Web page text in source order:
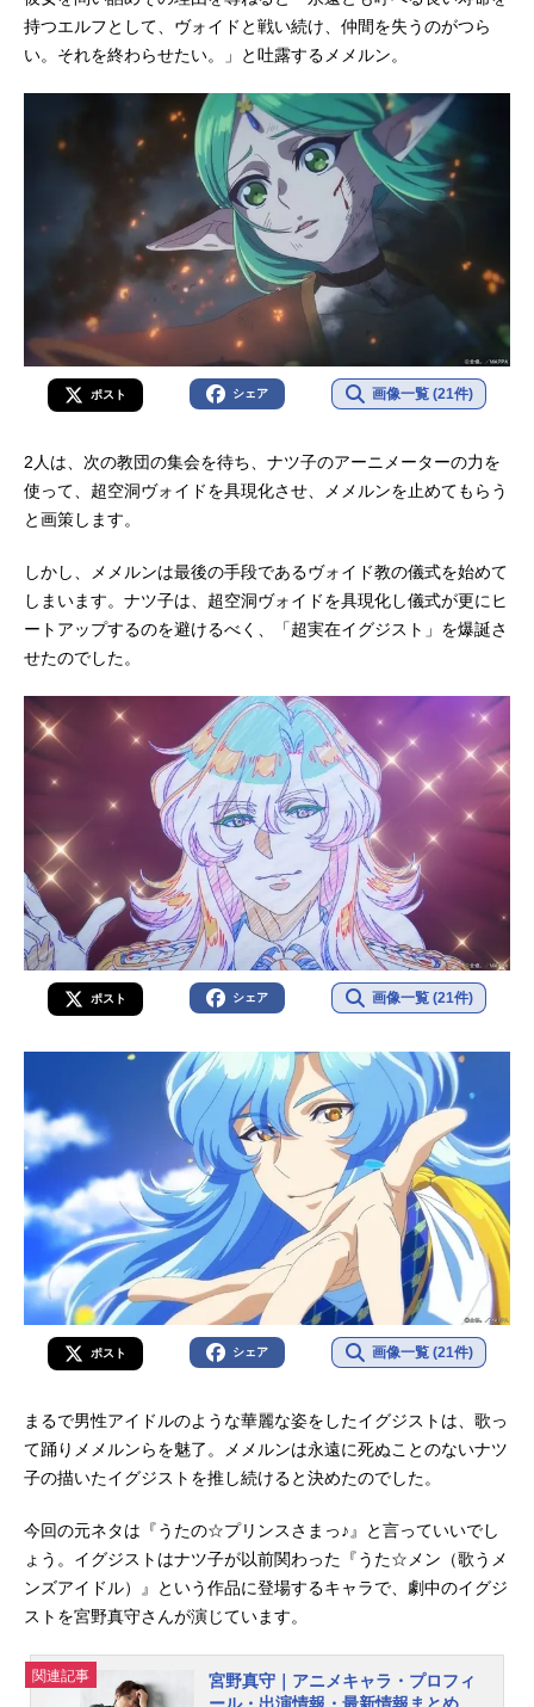
場：兼本新吾ミスターＸ：柴田秀勝
スタッフ原作：梶原一騎 辻なお...
持つエルフとして、ヴォイドと戦い続け、仲間を失うのがつら
い。それを終わらせたい。」と吐露するメメルン。
ポスト シェア 画像一覧 (21件)
2人は、次の教団の集会を待ち、ナツ子のアーニメーターの力を
使って、超空洞ヴォイドを具現化させ、メメルンを止めてもらう
と画策します。
しかし、メメルンは最後の手段であるヴォイド教の儀式を始めて
しまいます。ナツ子は、超空洞ヴォイドを具現化し儀式が更にヒ
ートアップするのを避けるべく、「超実在イグジスト」を爆誕さ
せたのでした。
ポスト シェア 画像一覧 (21件)
ポスト シェア 画像一覧 (21件)
まるで男性アイドルのような華麗な姿をしたイグジストは、歌っ
て踊りメメルンらを魅了。メメルンは永遠に死ぬことのないナツ
子の描いたイグジストを推し続けると決めたのでした。
今回の元ネタは『うたの☆プリンスさまっ♪』と言っていいでし
ょう。イグジストはナツ子が以前関わった『うた☆メン（歌うメ
ンズアイドル）』という作品に登場するキャラで、劇中のイグジ
ストを宮野真守さんが演じています。
関連記事
宮野真守｜アニメキャラ・プロフィ